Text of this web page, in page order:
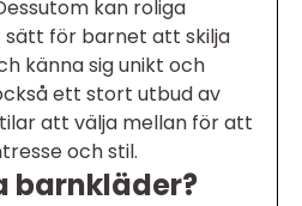
kan roliga
för barnet att skilja
känna sig unikt och
ett stort utbud av
att välja mellan för att
och stil.
barnkläder?